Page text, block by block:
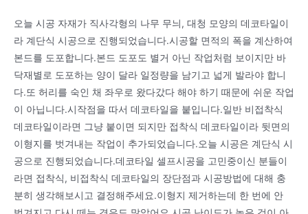
오늘 시공 자재가 직사각형의 나무 무늬, 대청 모양의 데코타일이
라 계단식 시공으로 진행되었습니다.시공할 면적의 폭을 계산하여
본드를 도포합니다.본드 도포도 별거 아닌 작업처럼 보이지만 바
닥재별로 도포하는 양이 달라 일정량을 남기고 넓게 발라야 합니
다.또 허리를 숙인 채 좌우로 왔다갔다 해야 하기 때문에 쉬운 작업
이 아닙니다.시작점을 따서 데코타일을 붙입니다.일반 비접착식
데코타일이라면 그냥 붙이면 되지만 접착식 데코타일이라 뒷면의
이형지를 벗겨내는 작업이 추가되었습니다.오늘 시공은 계단식 시
공으로 진행되었습니다.데코타일 셀프시공을 고민중이신 분들이
라면 접착식, 비접착식 데코타일의 장단점과 시공방법에 대해 충
분히 생각해보시고 결정해주세요.이형지 제거하는데 한 번에 안